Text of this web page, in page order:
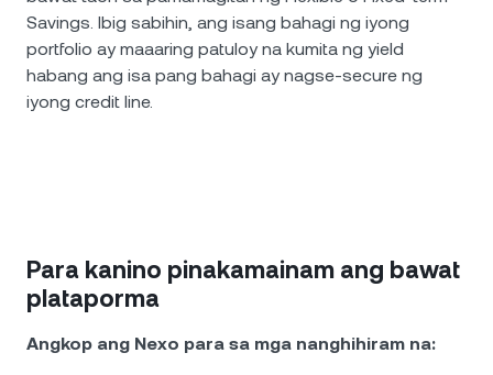
Savings. Ibig sabihin, ang isang bahagi ng iyong
portfolio ay maaaring patuloy na kumita ng yield
habang ang isa pang bahagi ay nagse-secure ng
iyong credit line.
Para kanino pinakamainam ang bawat
plataporma
Angkop ang Nexo para sa mga nanghihiram na: